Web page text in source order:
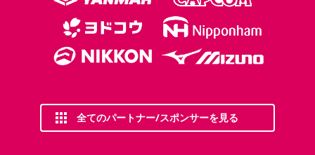
全てのパートナー/スポンサーを見る